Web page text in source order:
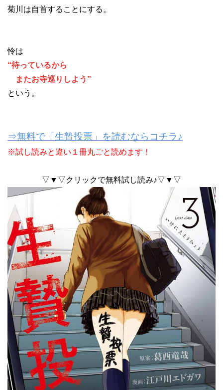
菊川は自首することにする。
怜は
“待っているから
またお寺巡りしよう”
という。
⇒無料で「生贄投票」を読むならコチラ♪
※試し読みと違い１冊丸ごと読めます！
▽▼▽クリックで無料試し読み♪▽▼▽